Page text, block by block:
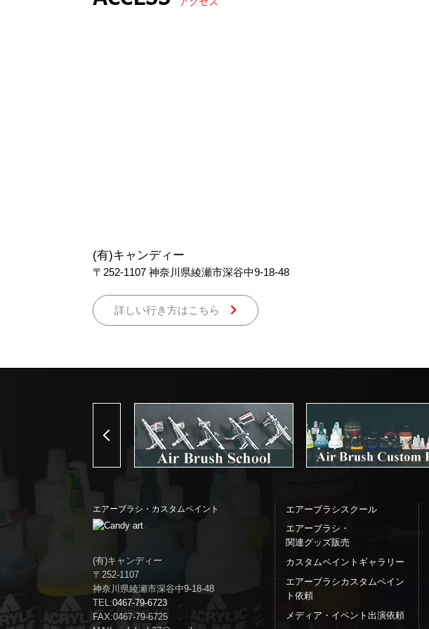
(有)キャンディー
〒252-1107 神奈川県綾瀬市深谷中9-18-48
詳しい行き方はこちら
Previous
エアーブラシ・カスタムペイント
(有)キャンディー
〒252-1107
神奈川県綾瀬市深谷中9-18-48
TEL:0467-79-6723
FAX:0467-79-6725
エアーブラシスクール
エアーブラシ・
関連グッズ販売
カスタムペイントギャラリー
エアーブラシカスタムペイン
ト依頼
メディア・イベント出演依頼